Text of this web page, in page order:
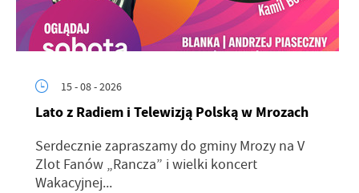
15 - 08 - 2026
Lato z Radiem i Telewizją Polską w Mrozach
Serdecznie zapraszamy do gminy Mrozy na V
Zlot Fanów „Rancza” i wielki koncert
Wakacyjnej...